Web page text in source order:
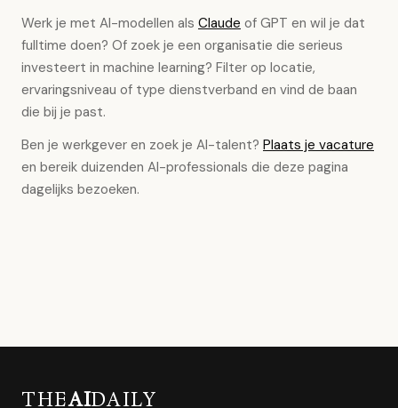
Werk je met AI-modellen als Claude of GPT en wil je dat
fulltime doen? Of zoek je een organisatie die serieus
investeert in machine learning? Filter op locatie,
ervaringsniveau of type dienstverband en vind de baan
die bij je past.
Ben je werkgever en zoek je AI-talent? Plaats je vacature
en bereik duizenden AI-professionals die deze pagina
dagelijks bezoeken.
THEAIDAILY